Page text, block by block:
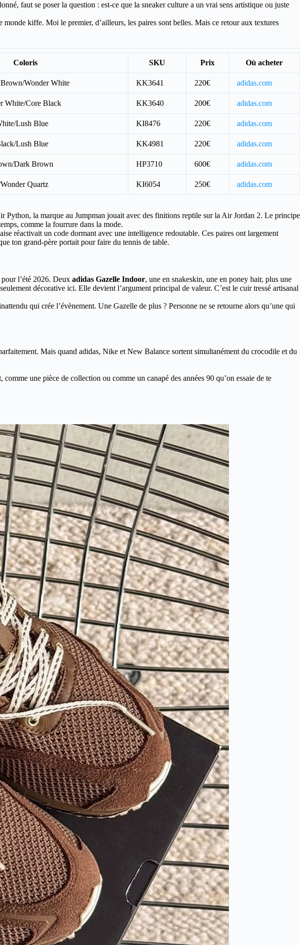
faut se poser la question : est-ce que la sneaker culture a un vrai sens artistique ou juste
monde kiffe. Moi le premier, d’ailleurs, les paires sont belles. Mais ce retour aux textures
Coloris SKU Prix Où acheter
Wonder White KK3641 220€ adidas.com
White/Core Black KK3640 200€ adidas.com
Lush Blue KI8476 220€ adidas.com
Lush Blue KK4981 220€ adidas.com
Dark Brown HP3710 600€ adidas.com
Quartz KI6054 250€
adidas.com
Python, la marque au Jumpman jouait avec des finitions reptile sur la Air Jordan 2. Le principe
comme la fourrure dans la mode.
réactivait un code dormant avec une intelligence redoutable. Ces paires ont largement
ton grand-père portait pour faire du tennis de table.
l’été 2026. Deux adidas Gazelle Indoor, une en snakeskin, une en poney hair, plus une
décorative ici. Elle devient l’argument principal de valeur. C’est le cuir tressé artisanal
qui crée l’évènement. Une Gazelle de plus ? Personne ne se retourne alors qu’une qui
Mais quand adidas, Nike et New Balance sortent simultanément du crocodile et du
une pièce de collection ou comme un canapé des années 90 qu’on essaie de te